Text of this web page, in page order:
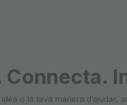
Connecta.
o la teva manera dʼajudar,